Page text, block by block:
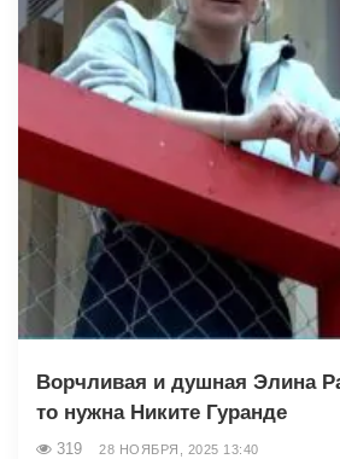
Ворчливая и душная Элина
то нужна Никите Гуранде
319 28 НОЯБРЯ, 2025 13:40